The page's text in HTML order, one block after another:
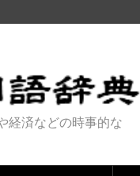
経済などの時事的な